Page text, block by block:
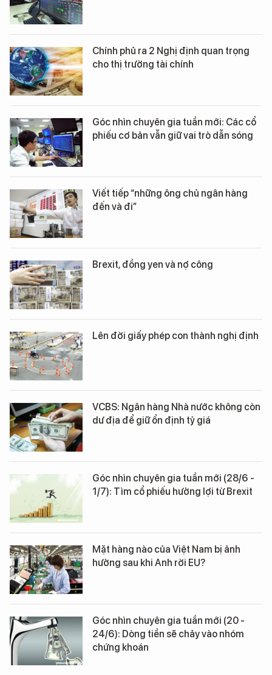
Chính phủ ra 2 Nghị định quan trọng
cho thị trường tài chính
Góc nhìn chuyên gia tuần mới: Các cổ
phiếu cơ bản vẫn giữ vai trò dẫn sóng
Viết tiếp “những ông chủ ngân hàng
đến và đi”
Brexit, đồng yen và nợ công
Lên đời giấy phép con thành nghị định
VCBS: Ngân hàng Nhà nước không còn
dư địa để giữ ổn định tỷ giá
Góc nhìn chuyên gia tuần mới (28/6 -
1/7): Tìm cổ phiếu hưởng lợi từ Brexit
Mặt hàng nào của Việt Nam bị ảnh
hưởng sau khi Anh rời EU?
Góc nhìn chuyên gia tuần mới (20 -
24/6): Dòng tiền sẽ chảy vào nhóm
chứng khoán